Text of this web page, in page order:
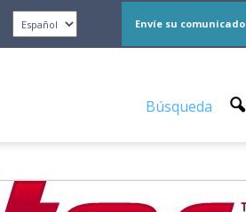
Envíe su comunicado
Búsqueda